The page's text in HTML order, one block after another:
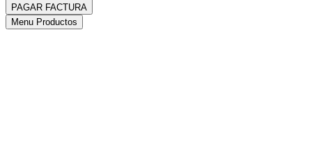
PAGAR FACTURA
Menu Productos